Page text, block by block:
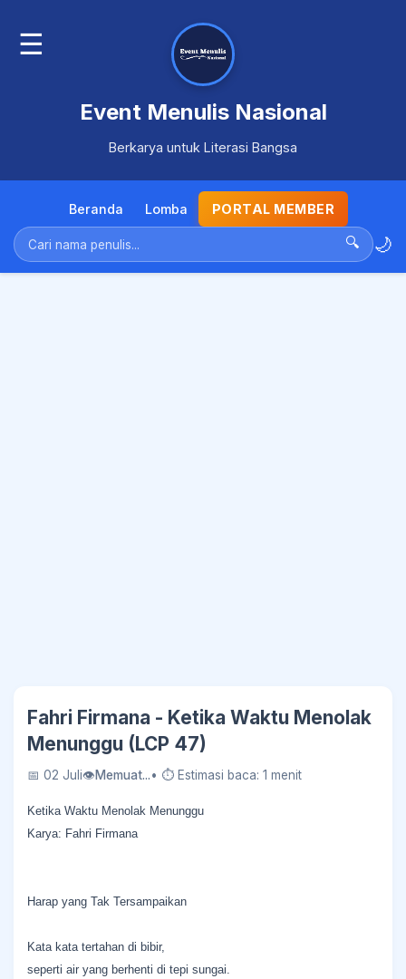
☰
Event Menulis Nasional
Berkarya untuk Literasi Bangsa
Beranda Lomba PORTAL MEMBER
🔍 🌙
Fahri Firmana - Ketika Waktu Menolak
Menunggu (LCP 47)
📅 02 Juli👁Memuat...• ⏱ Estimasi baca: 1 menit
Ketika Waktu Menolak Menunggu
Karya: Fahri Firmana
Harap yang Tak Tersampaikan
Kata kata tertahan di bibir,
seperti air yang berhenti di tepi sungai.